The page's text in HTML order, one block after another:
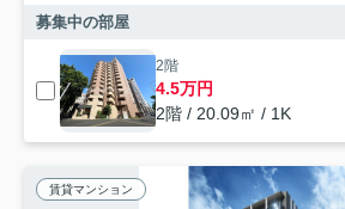
募集中の部屋
2階
4.5万円
2階 / 20.09㎡ / 1K
賃貸マンション